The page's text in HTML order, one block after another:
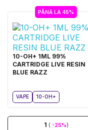
PÂNĂ LA 45%
10-OH+ 1ML 99%
CARTRIDGE LIVE RESIN
BLUE RAZZ
VAPE 10-OH+
1 ( -25%)